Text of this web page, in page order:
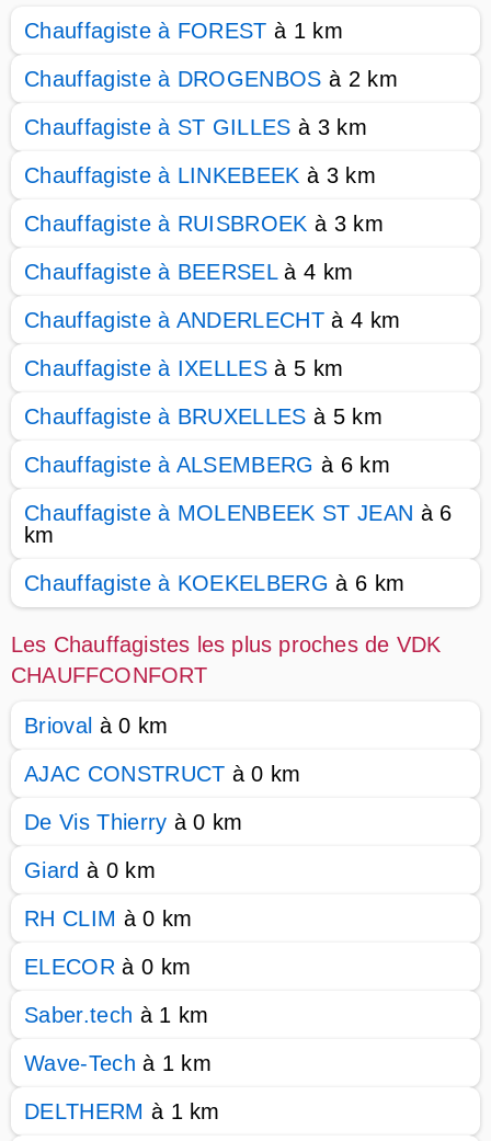
Chauffagiste à FOREST à 1 km
Chauffagiste à DROGENBOS à 2 km
Chauffagiste à ST GILLES à 3 km
Chauffagiste à LINKEBEEK à 3 km
Chauffagiste à RUISBROEK à 3 km
Chauffagiste à BEERSELà 4 km
Chauffagiste à ANDERLECHT à 4 km
Chauffagiste à IXELLES à 5 km
Chauffagiste à BRUXELLES à 5 km
Chauffagiste à ALSEMBERG à 6 km
Chauffagiste à MOLENBEEK ST JEAN à 6
km
Chauffagiste à KOEKELBERG à 6 km
Les Chauffagistes les plus proches de VDK
CHAUFFCONFORT
Brioval à 0 km
AJAC CONSTRUCT à 0 km
De Vis Thierry à 0 km
Giard à 0 km
RH CLIM à 0 km
ELECOR à 0 km
Saber.tech à 1 km
Wave-Tech à 1 km
DELTHERM à 1 km